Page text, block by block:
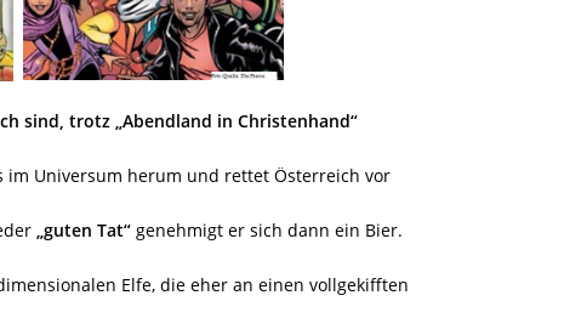
sind, trotz „Abendland in Christenhand“
im Universum herum und rettet Österreich vor
„guten Tat“ genehmigt er sich dann ein Bier.
Elfe, die eher an einen vollgekifften